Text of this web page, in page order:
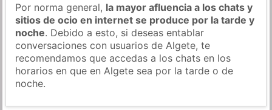
Por norma general, la mayor afluencia a los chats y
sitios de ocio en internet se produce por la tarde y
noche. Debido a esto, si deseas entablar
conversaciones con usuarios de Algete, te
recomendamos que accedas a los chats en los
horarios en que en Algete sea por la tarde o de
noche.